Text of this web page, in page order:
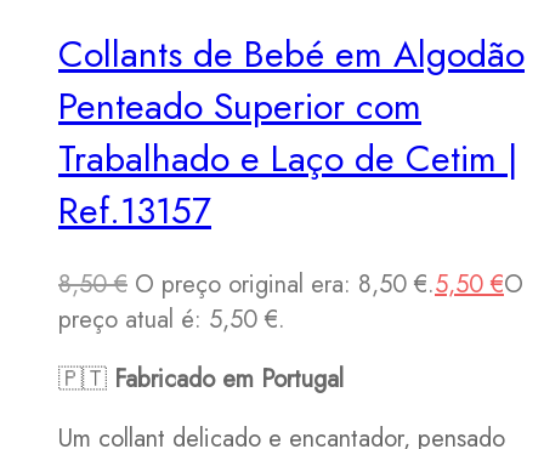
Collants de Bebé em Algodão
Penteado Superior com
Trabalhado e Laço de Cetim |
Ref.13157
8,50€ O preço original era: 8,50 €.5,50€O
preço atual é: 5,50 €.
🇵🇹 Fabricado em Portugal
Um collant delicado e encantador, pensado